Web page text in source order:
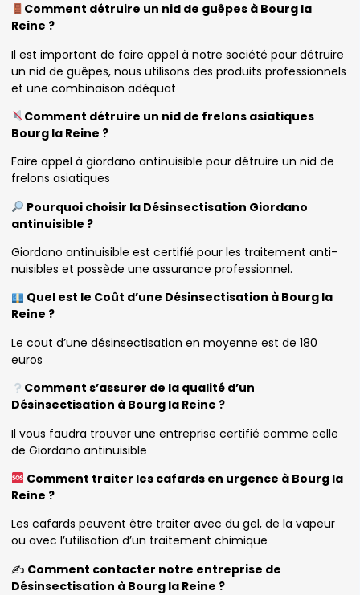
Comment détruire un nid de guêpes à Bourg la
Reine ?
Il est important de faire appel à notre société pour détruire
un nid de guêpes, nous utilisons des produits professionnels
et une combinaison adéquat
Comment détruire un nid de frelons asiatiques
Bourg la Reine ?
Faire appel à giordano antinuisible pour détruire un nid de
frelons asiatiques
Pourquoi choisir la Désinsectisation Giordano
antinuisible ?
Giordano antinuisible est certifié pour les traitement anti-
nuisibles et possède une assurance professionnel.
Quel est le Coût d’une Désinsectisation à Bourg la
Reine ?
Le cout d’une désinsectisation en moyenne est de 180
euros
Comment s’assurer de la qualité d’un
Désinsectisation à Bourg la Reine ?
Il vous faudra trouver une entreprise certifié comme celle
de Giordano antinuisible
Comment traiter les cafards en urgence à Bourg la
Reine ?
Les cafards peuvent être traiter avec du gel, de la vapeur
ou avec l’utilisation d’un traitement chimique
✍️ Comment contacter notre entreprise de
Désinsectisation à Bourg la Reine ?